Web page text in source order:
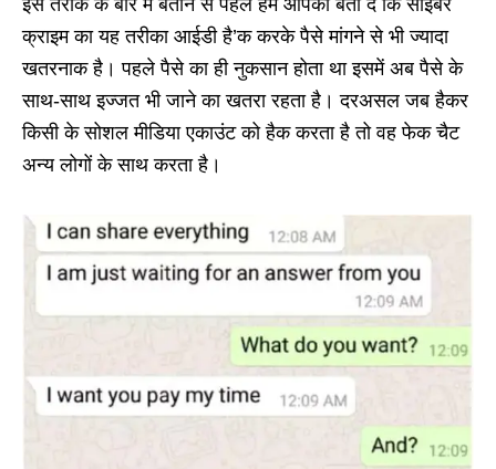
इस तरीके के बारें में बताने से पहले हम आपको बता दें कि साइबर
क्राइम का यह तरीका आईडी है’क करके पैसे मांगने से भी ज्यादा
खतरनाक है। पहले पैसे का ही नुकसान होता था इसमें अब पैसे के
साथ-साथ इज्जत भी जाने का खतरा रहता है। दरअसल जब हैकर
किसी के सोशल मीडिया एकाउंट को हैक करता है तो वह फेक चैट
अन्य लोगों के साथ करता है।